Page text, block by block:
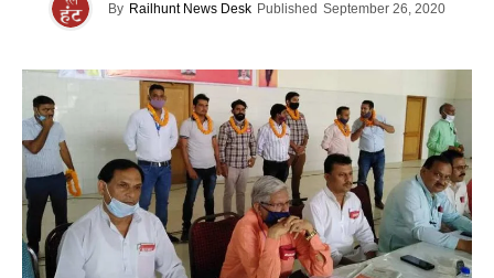
By Railhunt News Desk Published September 26, 2020